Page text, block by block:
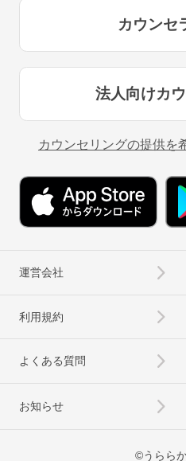
カウンセ
法人向けカ
カウンセリングの提供を
運営会社
利用規約
よくある質問
お知らせ
©うらら